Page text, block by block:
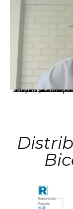
La presidenta Keiko Fujimori informó que la